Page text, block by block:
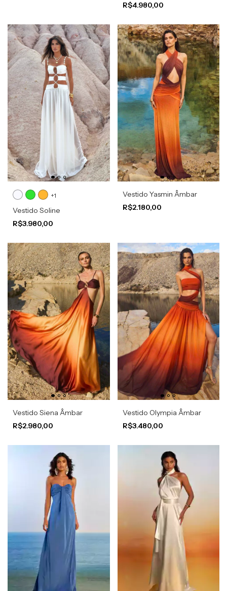
R$4.980,00
+1
Vestido Soline
R$3.980,00
Vestido Yasmin Âmbar
R$2.180,00
Vestido Siena Âmbar
R$2.980,00
Vestido Olympia Âmbar
R$3.480,00